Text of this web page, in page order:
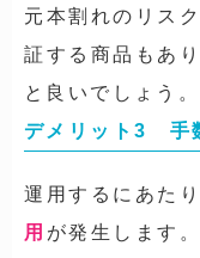
元本割れのリス
証する商品もあ
と良いでしょう。
デメリット3 手
運用するにあたり
用 が発生します